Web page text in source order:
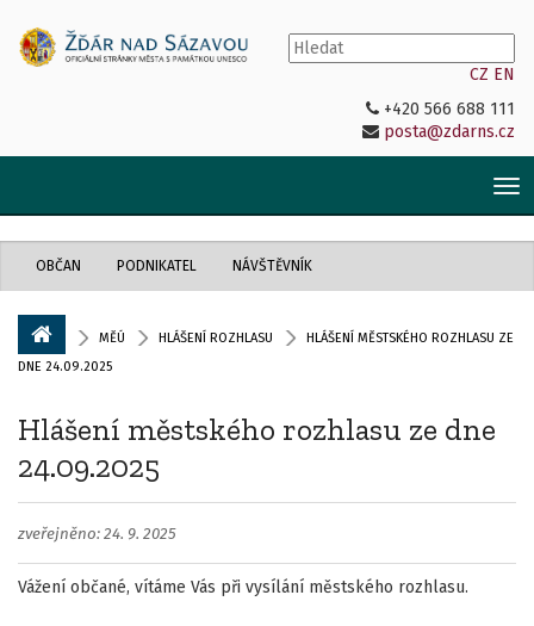
CZ EN
+420 566 688 111
posta@zdarns.cz
OBČAN PODNIKATEL NÁVŠTĚVNÍK
MĚÚ HLÁŠENÍ ROZHLASU
HLÁŠENÍ MĚSTSKÉHO ROZHLASU ZE
DNE 24.09.2025
Hlášení městského rozhlasu ze dne
24.09.2025
zveřejněno: 24. 9. 2025
Vážení občané, vítáme Vás při vysílání městského rozhlasu.